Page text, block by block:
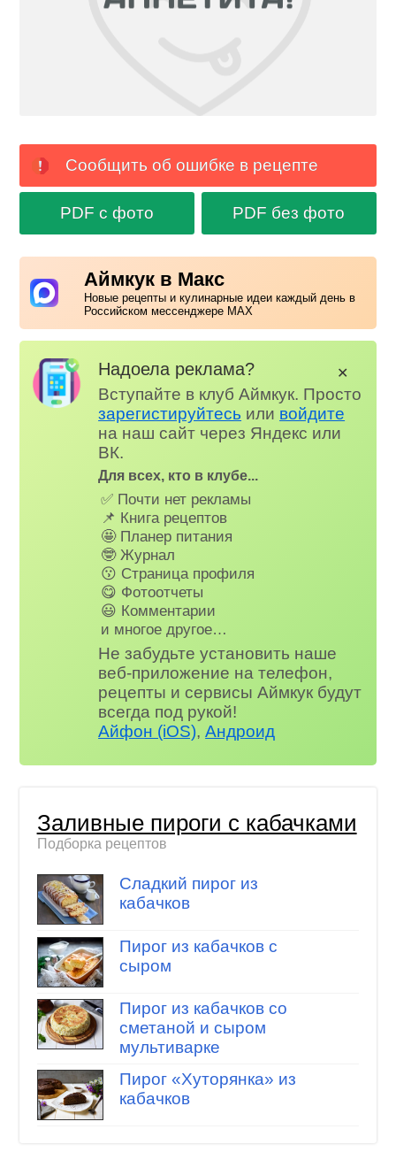
Сообщить об ошибке в рецепте
PDF с фото PDF без фото
Аймкук в Макс
Новые рецепты и кулинарные идеи каждый день в
Российском мессенджере MAX
Надоела реклама?
Вступайте в клуб Аймкук. Просто
зарегистируйтесь или войдите
на наш сайт через Яндекс или
ВК.
Для всех, кто в клубе...
✅ Почти нет рекламы
📌 Книга рецептов
🤩 Планер питания
🤓 Журнал
😗 Страница профиля
😋 Фотоотчеты
😃 Комментарии
и многое другое…
Не забудьте установить наше
веб-приложение на телефон,
рецепты и сервисы Аймкук будут
всегда под рукой!
Айфон (iOS),Андроид
✕
Заливные пироги с кабачками
Подборка рецептов
Сладкий пирог из
кабачков
Пирог из кабачков с
сыром
Пирог из кабачков со
сметаной и сыром
мультиварке
Пирог «Хуторянка» из
кабачков